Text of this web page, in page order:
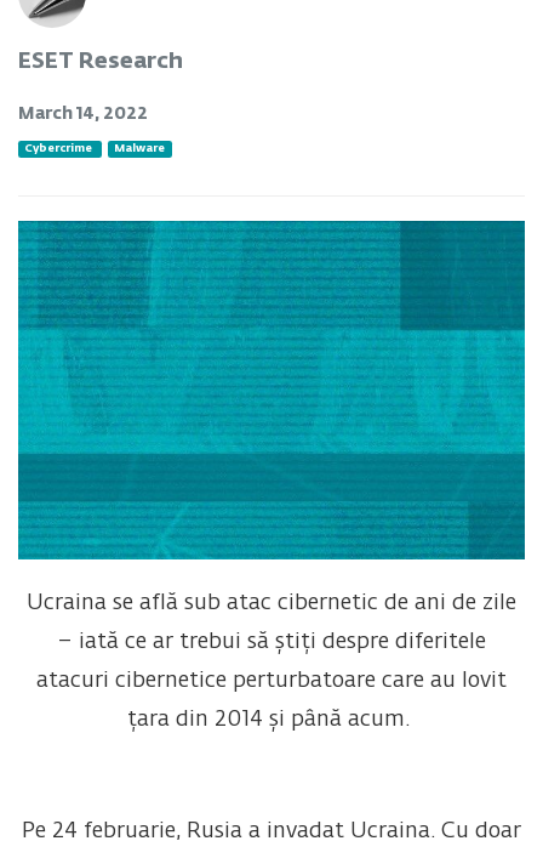
ESET Research
March 14, 2022
Cybercrime Malware
Ucraina se află sub atac cibernetic de ani de zile
– iată ce ar trebui să știți despre diferitele
atacuri cibernetice perturbatoare care au lovit
țara din 2014 și până acum.
Pe 24 februarie, Rusia a invadat Ucraina. Cu doar